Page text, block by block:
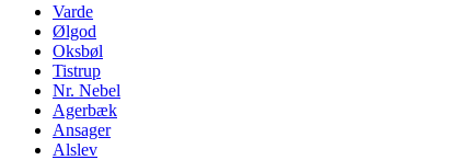
Varde
Ølgod
Oksbøl
Tistrup
Nr. Nebel
Agerbæk
Ansager
Alslev